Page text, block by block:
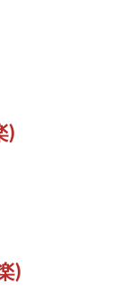
)
)